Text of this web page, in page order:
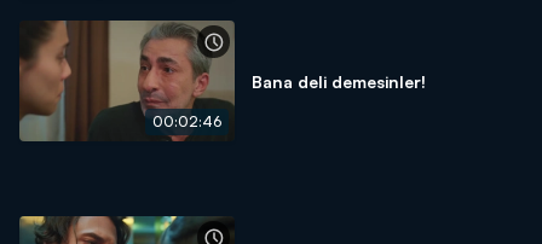
00:02:46
Bana deli demesinler!